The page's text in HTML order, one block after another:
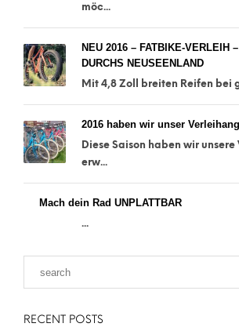
möc...
NEU 2016 – FATBIKE-VERLEIH
DURCHS NEUSEENLAND
Mit 4,8 Zoll breiten Reifen bei
2016 haben wir unser
Diese Saison haben wir
erw...
Mach dein Rad UNPLATTBAR
...
RECENT POSTS